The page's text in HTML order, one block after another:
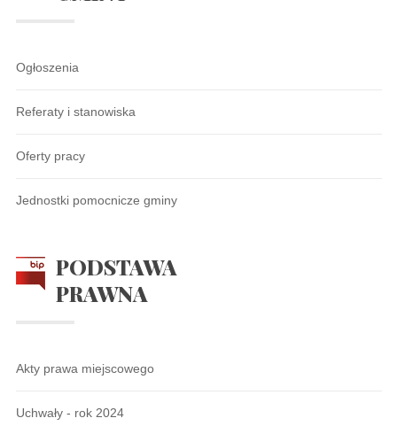
Ogłoszenia
Referaty i stanowiska
Oferty pracy
Jednostki pomocnicze gminy
PODSTAWA
PRAWNA
Akty prawa miejscowego
Uchwały - rok 2024